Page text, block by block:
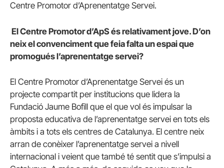
Centre Promotor d’Aprenentatge Servei.
El Centre Promotor d’ApS és relativament jove. D’on
neix el convenciment que feia falta un espai que
promogués l’aprenentatge servei?
El Centre Promotor d’Aprenentatge Servei és un
projecte compartit per institucions que lidera la
Fundació Jaume Bofill que el que vol és impulsar la
proposta educativa de l’aprenentatge servei en tots els
àmbits i a tots els centres de Catalunya. El centre neix
arran de conèixer l’aprenentatge servei a nivell
internacional i veient que també té sentit que s’impulsi a